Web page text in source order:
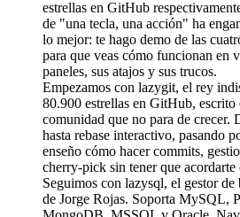
estrellas en GitHub
de "una tecla, una acción" ha
lo mejor: te hago demo de las
para que veas cómo funcionan en
paneles, sus atajos y sus trucos.
Empezamos con lazygit, el rey
80.900 estrellas en GitHub,
comunidad que no para de crecer.
hasta rebase interactivo, pasando
enseño cómo hacer commits,
cherry-pick sin tener que
Seguimos con lazysql, el gestor de
de Jorge Rojas. Soporta MySQL,